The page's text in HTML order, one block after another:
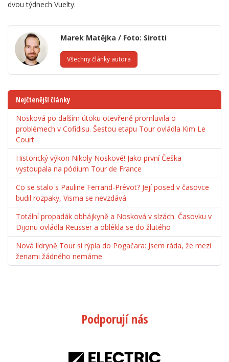
dvou týdnech Vuelty.
Marek Matějka / Foto: Sirotti
Všechny články autora
Nejčtenější články
Nosková po dalším útoku otevřeně promluvila o
problémech v Cofidisu. Šestou etapu Tour ovládla Kim Le
Court
Historický výkon Nikoly Noskové! Jako první Češka
vystoupala na pódium Tour de France
Co se stalo s Pauline Ferrand-Prévot? Její posed v časovce
budil rozpaky, Visma se nevzdává
Totální propadák obhájkyně a Nosková v slzách. Časovku v
Dijonu ovládla Reusser a oblékla se do žlutého
Nová lídryně Tour si rýpla do Pogačara: Jsem ráda, že mezi
ženami žádného nemáme
Podporují nás